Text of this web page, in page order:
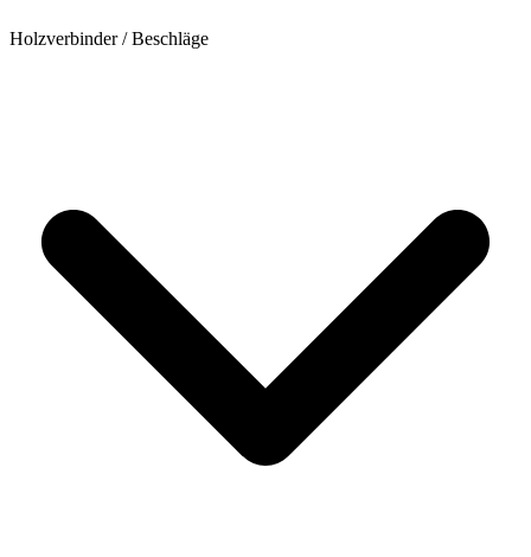
Holzverbinder / Beschläge